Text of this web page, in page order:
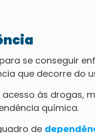
se conseguir
que decorre do
às drogas,
química.
de